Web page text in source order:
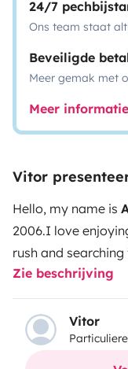
24/7
Ons team staat
Beveiligde
Meer gemak met
Meer informatie
Vitor
Hello, my name is
2006.I love
rush and
simple things in
salt on your skin
chocolate after a
with me, you
the journey,
Zie beschrijving
Vitor